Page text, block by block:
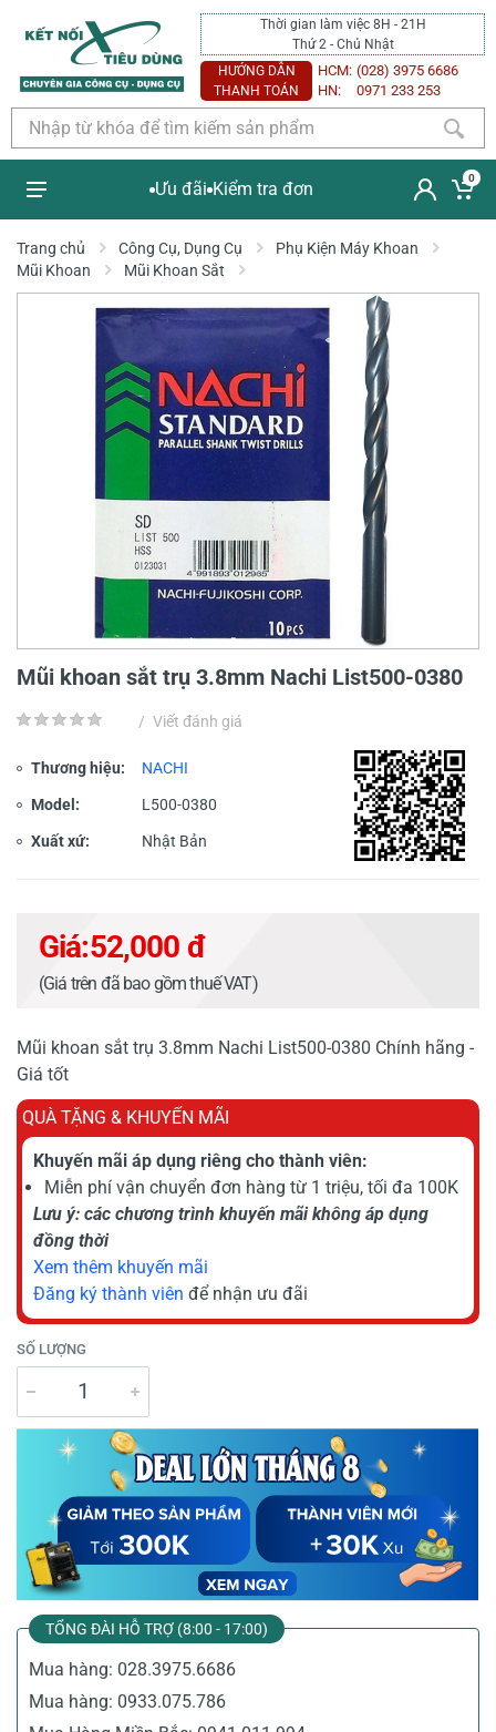
Thời gian làm việc 8H - 21H
Thứ 2 - Chủ Nhật
HƯỚNG DẪN
THANH TOÁN
HCM: (028) 3975 6686
HN:
0971 233 253
Ưu đãi Kiểm tra đơn
0
Trang chủ Công Cụ, Dụng Cụ
Phụ Kiện Máy Khoan
Mũi Khoan
Mũi Khoan Sắt
Mũi khoan sắt trụ 3.8mm Nachi List500-0380
/ Viết đánh giá
Thương hiệu: NACHI
Model: L500-0380
Xuất xứ: Nhật Bản
Giá:52,000 đ
(Giá trên đã bao gồm thuế VAT)
Mũi khoan sắt trụ 3.8mm Nachi List500-0380 Chính hãng -
Giá tốt
QUÀ TẶNG & KHUYẾN MÃI
Khuyến mãi áp dụng riêng cho thành viên:
Miễn phí vận chuyển đơn hàng từ 1 triệu, tối đa 100K
Lưu ý: các chương trình khuyến mãi không áp dụng
đồng thời
Xem thêm khuyến mãi
Đăng ký thành viên để nhận ưu đãi
SỐ LƯỢNG
TỔNG ĐÀI HỖ TRỢ (8:00 - 17:00)
Mua hàng: 028.3975.6686
Mua hàng: 0933.075.786